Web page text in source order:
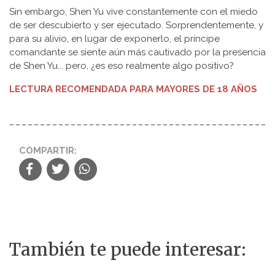
Sin embargo, Shen Yu vive constantemente con el miedo
de ser descubierto y ser ejecutado. Sorprendentemente, y
para su alivio, en lugar de exponerlo, el príncipe
comandante se siente aún más cautivado por la presencia
de Shen Yu... pero, ¿es eso realmente algo positivo?
LECTURA RECOMENDADA PARA MAYORES DE 18 AÑOS
COMPARTIR:
También te puede interesar: